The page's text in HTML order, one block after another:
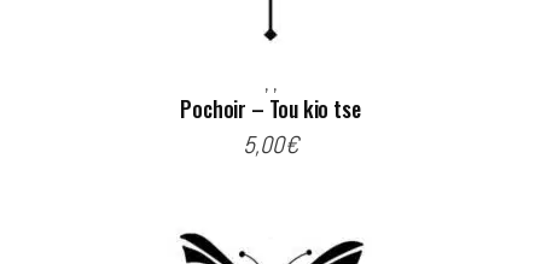
, ,
Pochoir – Tou kio tse
5,00€